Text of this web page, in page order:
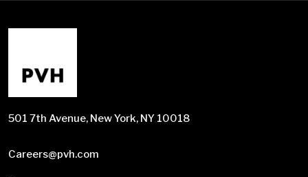
501 7th Avenue, New York, NY 10018
Careers@pvh.com